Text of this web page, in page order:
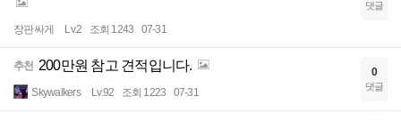
장판싸게 Lv.2 조회 1243 07-31
댓글
추천 200만원 참고 견적입니다.
Skywalkers Lv.92 조회 1223 07-31
0
댓글